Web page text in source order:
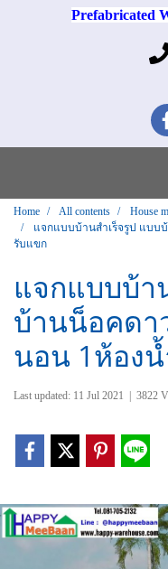
Prefabricated
Home All contents
House
แจกแบบบ้านสำเร็จรูป แบบ
รับแขก
แจกแบบบ้า
บ้านน็อคดา
นอน 1ห้อง
Last updated: 11 Jul 2021 3822